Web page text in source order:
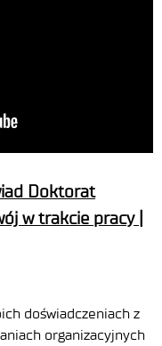
Doktorat
w trakcie pracy |
doświadczeniach z
organizacyjnych